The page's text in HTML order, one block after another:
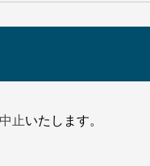
止いたします。